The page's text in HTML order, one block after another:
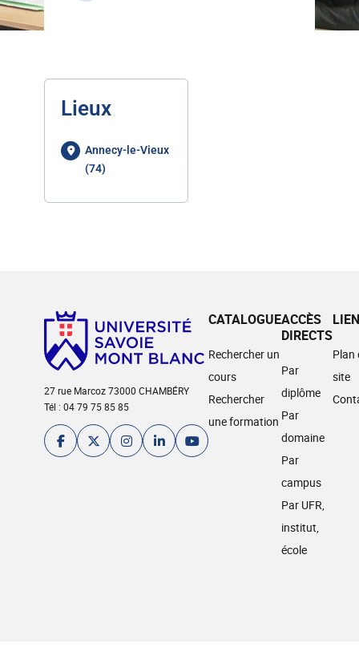
Lieux
Annecy-le-Vieux
(74)
27 rue Marcoz 73000 CHAMBÉRY
Tél : 04 79 75 85 85
CATALOGUE
Rechercher un
cours
Rechercher
une formation
ACCÈS
DIRECTS
Par
diplôme
Par
domaine
Par
campus
Par UFR,
institut,
école
Plan
site